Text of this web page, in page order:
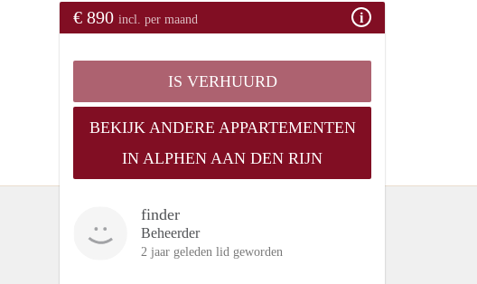
€ 890 incl. per maand
IS VERHUURD
BEKIJK ANDERE APPARTEMENTEN
IN ALPHEN AAN DEN RIJN
finder
Beheerder
2 jaar geleden lid geworden